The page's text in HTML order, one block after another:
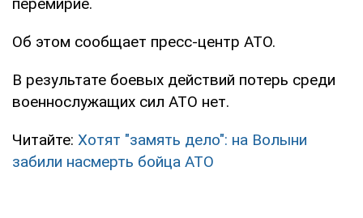
Об этом сообщает пресс-центр АТО.
В результате боевых действий потерь среди
военнослужащих сил АТО нет.
Читайте: Хотят "замять дело": на Волыни
забили насмерть бойца АТО